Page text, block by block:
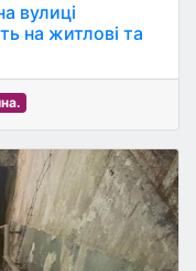
вулиці
на житлові та